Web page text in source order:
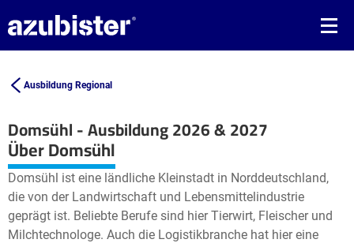
Ausbildung Regional
Domsühl - Ausbildung 2026 & 2027
+
−
Leaflet | © OpenStreetMap2
Über Domsühl
Domsühl ist eine ländliche Kleinstadt in Norddeutschland,
die von der Landwirtschaft und Lebensmittelindustrie
geprägt ist. Beliebte Berufe sind hier Tierwirt, Fleischer und
Milchtechnologe. Auch die Logistikbranche hat hier eine